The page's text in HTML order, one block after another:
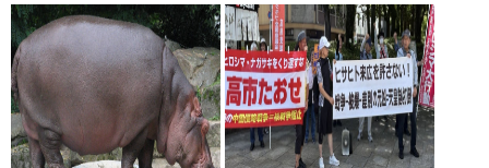
存在する理由 えずオ●ニーしてきた